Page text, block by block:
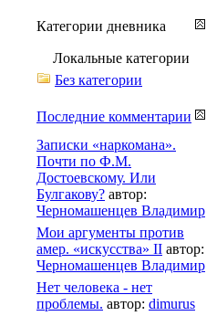
Категории дневника
Локальные категории
Без категории
Последние комментарии
Записки «наркомана».
Почти по Ф.М.
Достоевскому. Или
Булгакову? автор:
Черномашенцев Владимир
Мои аргументы против
амер. «искусства» II автор:
Черномашенцев Владимир
Нет человека - нет
проблемы. автор: dimurus